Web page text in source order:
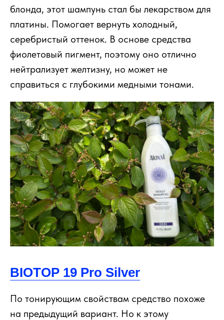
блонда, этот шампунь стал бы лекарством для
платины. Помогает вернуть холодный,
серебристый оттенок. В основе средства
фиолетовый пигмент, поэтому оно отлично
нейтрализует желтизну, но может не
справиться с глубокими медными тонами.
BIOTOP 19 Pro Silver
По тонирующим свойствам средство похоже
на предыдущий вариант. Но к этому